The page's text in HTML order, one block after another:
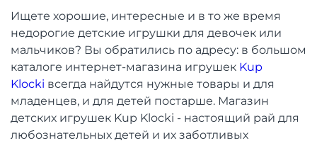
Ищете хорошие, интересные и в то же время
недорогие детские игрушки для девочек или
мальчиков? Вы обратились по адресу: в большом
каталоге интернет-магазина игрушек Kup
Klocki всегда найдутся нужные товары и для
младенцев, и для детей постарше. Магазин
детских игрушек Kup Klocki - настоящий рай для
любознательных детей и их заботливых